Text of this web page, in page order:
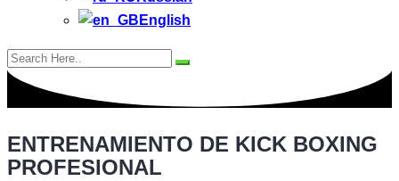
English
ENTRENAMIENTO DE KICK BOXING
PROFESIONAL